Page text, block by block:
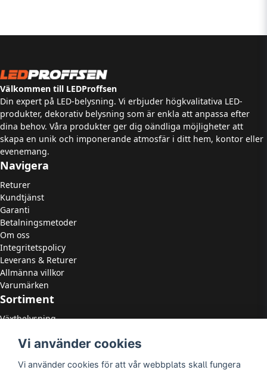
Välkommen till LEDProffsen
Din expert på LED-belysning. Vi erbjuder högkvalitativa LED-
produkter, dekorativ belysning som är enkla att anpassa efter
dina behov. Våra produkter ger dig oändliga möjligheter att
skapa en unik och imponerande atmosfär i ditt hem, kontor eller
evenemang.
Navigera
Returer
Kundtjänst
Garanti
Betalningsmetoder
Om oss
Integritetspolicy
Leverans & Returer
Allmänna villkor
Varumärken
Sortiment
Växtbelysning
LED Paneler
LED Downlights
Vi använder cookies
Vi använder cookies för att vår webbplats skall fungera